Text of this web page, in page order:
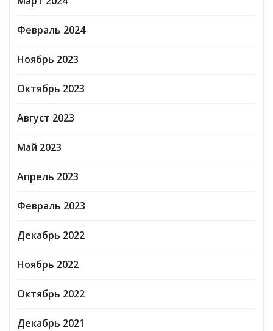
Февраль 2024
Ноябрь 2023
Октябрь 2023
Август 2023
Май 2023
Апрель 2023
Февраль 2023
Декабрь 2022
Ноябрь 2022
Октябрь 2022
Декабрь 2021